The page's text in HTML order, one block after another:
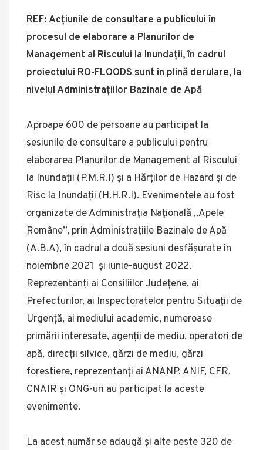
REF: Acțiunile de consultare a publicului în
procesul de elaborare a Planurilor de
Management al Riscului la Inundații, în cadrul
proiectului RO-FLOODS sunt în plină derulare, la
nivelul Administrațiilor Bazinale de Apă
Aproape 600 de persoane au participat la
sesiunile de consultare a publicului pentru
elaborarea Planurilor de Management al Riscului
la Inundații (P.M.R.I) și a Hărților de Hazard și de
Risc la Inundații (H.H.R.I). Evenimentele au fost
organizate de Administrația Națională „Apele
Române”, prin Administrațiile Bazinale de Apă
(A.B.A), în cadrul a două sesiuni desfășurate în
noiembrie 2021 și iunie-august 2022.
Reprezentanți ai Consiliilor Județene, ai
Prefecturilor, ai Inspectoratelor pentru Situații de
Urgență, ai mediului academic, numeroase
primării interesate, agenții de mediu, operatori de
apă, direcții silvice, gărzi de mediu, gărzi
forestiere, reprezentanți ai ANANP, ANIF, CFR,
CNAIR și ONG-uri au participat la aceste
evenimente.
La acest număr se adaugă și alte peste 320 de